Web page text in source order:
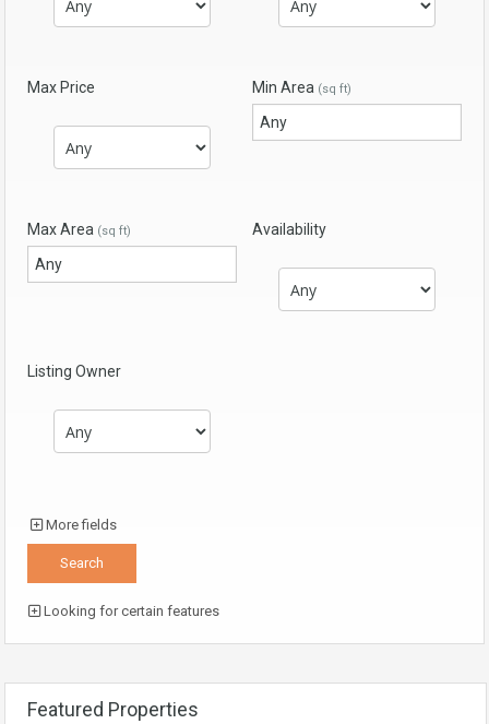
Max Price Min Area (sq ft)
Max Area (sq ft) Availability
Listing Owner
More fields
Looking for certain features
Featured Properties